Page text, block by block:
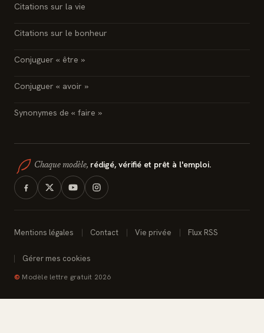
Citations sur la vie
Citations sur le bonheur
Conjuguer « être »
Conjuguer « avoir »
Synonymes de « faire »
Chaque modèle, rédigé, vérifié et prêt à l'emploi.
Mentions légales Contact Vie privée Flux RSS
Gérer mes cookies
© Modèle lettre gratuit 2026